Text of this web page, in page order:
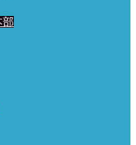
部